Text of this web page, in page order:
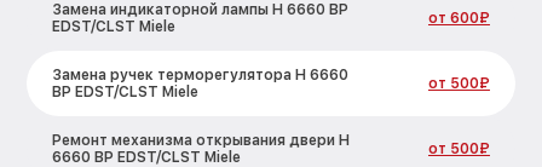
Замена индикаторной лампы H 6660 BP
EDST/CLST Miele
от 600₽
Замена ручек терморегулятора H 6660
BP EDST/CLST Miele
от 500₽
Ремонт механизма открывания двери H
6660 BP EDST/CLST Miele
от 500₽